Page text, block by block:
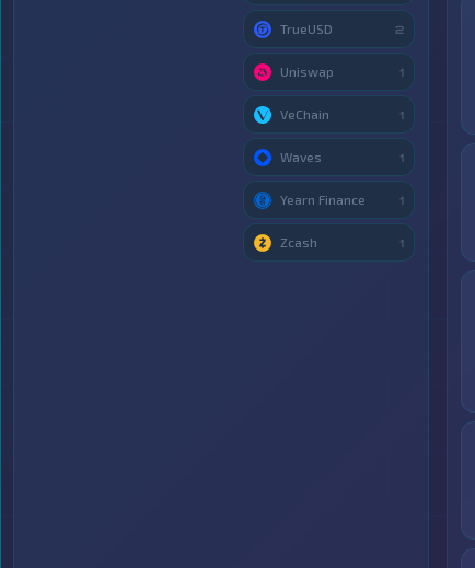
TrueUSD 2
Uniswap 1
VeChain 1
Waves 1
Yearn Finance 1
Zcash 1